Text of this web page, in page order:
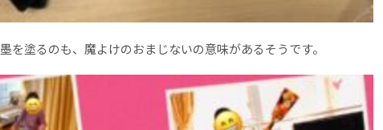
を塗るのも、魔よけのおまじないの意味があるそうです。